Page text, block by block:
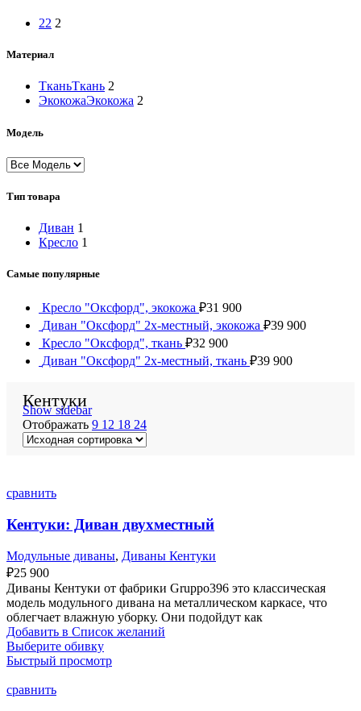
22 2
Материал
ТканьТкань 2
ЭкокожаЭкокожа 2
Модель
Тип товара
Диван 1
Кресло 1
Самые популярные
Кресло "Оксфорд", экокожа ₽31 900
Диван "Оксфорд" 2х-местный, экокожа ₽39 900
Кресло "Оксфорд", ткань ₽32 900
Диван "Оксфорд" 2х-местный, ткань ₽39 900
Кентуки
Show sidebar
Отображать 9 12 18 24
сравнить
Кентуки: Диван двухместный
Модульные диваны, Диваны Кентуки
₽25 900
Диваны Кентуки от фабрики Gruppo396 это классическая
модель модульного дивана на металлическом каркасе, что
облегчает влажную уборку. Они подойдут как
Добавить в Список желаний
Выберите обивку
Быстрый просмотр
сравнить